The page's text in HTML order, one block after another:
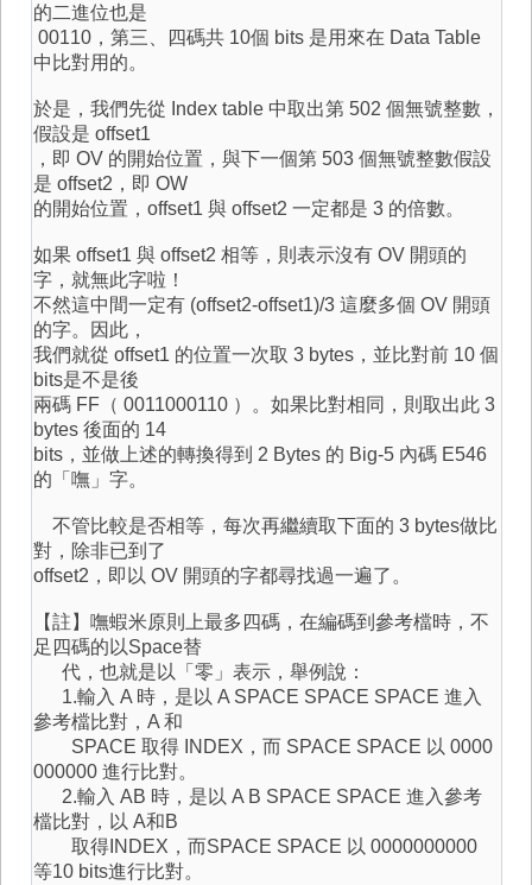
的二進位也是
00110，第三、四碼共 10個 bits 是用來在 Data Table
中比對用的。
於是，我們先從 Index table 中取出第 502 個無號整數，
假設是 offset1
，即 OV 的開始位置，與下一個第 503 個無號整數假設
是 offset2，即 OW
的開始位置，offset1 與 offset2 一定都是 3 的倍數。
如果 offset1 與 offset2 相等，則表示沒有 OV 開頭的
字，就無此字啦！
不然這中間一定有 (offset2-offset1)/3 這麼多個 OV 開頭
的字。因此，
我們就從 offset1 的位置一次取 3 bytes，並比對前 10 個
bits是不是後
兩碼 FF（ 0011000110 ）。如果比對相同，則取出此 3
bytes 後面的 14
bits，並做上述的轉換得到 2 Bytes 的 Big-5 內碼 E546
的「嘸」字。
不管比較是否相等，每次再繼續取下面的 3 bytes做比
對，除非已到了
offset2，即以 OV 開頭的字都尋找過一遍了。
【註】嘸蝦米原則上最多四碼，在編碼到參考檔時，不
足四碼的以Space替
代，也就是以「零」表示，舉例說：
1.輸入 A 時，是以 A SPACE SPACE SPACE 進入
參考檔比對，A 和
SPACE 取得 INDEX，而 SPACE SPACE 以 0000
000000 進行比對。
2.輸入 AB 時，是以 A B SPACE SPACE 進入參考
檔比對，以 A和B
取得INDEX，而SPACE SPACE 以 0000000000
等10 bits進行比對。